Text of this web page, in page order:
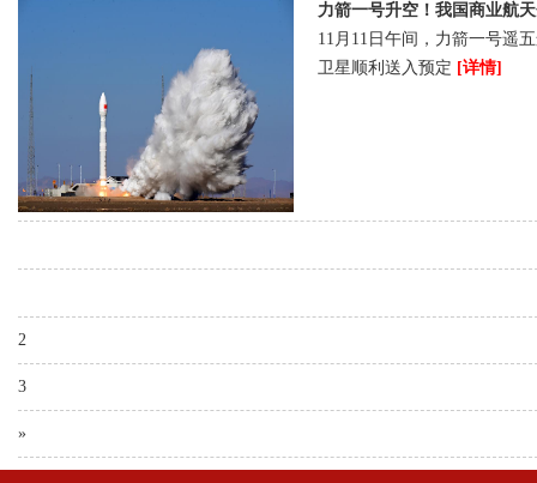
力箭一号升空！我国商业航
11月11日午间，力箭一号遥
卫星顺利送入预定 [详情]
2
3
»